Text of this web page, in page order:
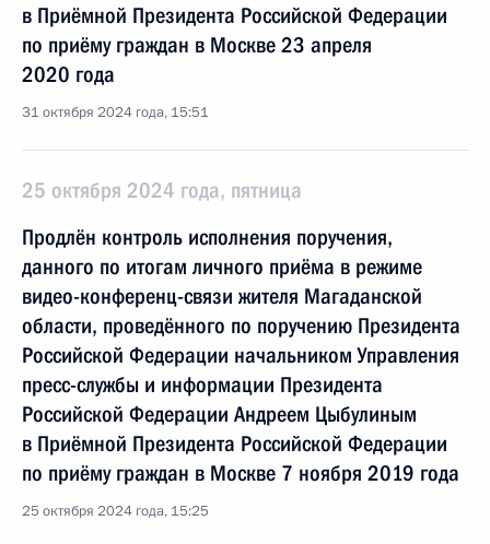
в Приёмной Президента Российской Федерации
по приёму граждан в Москве 23 апреля
2020 года
31 октября 2024 года, 15:51
25 октября 2024 года, пятница
Продлён контроль исполнения поручения,
данного по итогам личного приёма в режиме
видео-конференц-связи жителя Магаданской
области, проведённого по поручению Президента
Российской Федерации начальником Управления
пресс-службы и информации Президента
Российской Федерации Андреем Цыбулиным
в Приёмной Президента Российской Федерации
по приёму граждан в Москве 7 ноября 2019 года
25 октября 2024 года, 15:25